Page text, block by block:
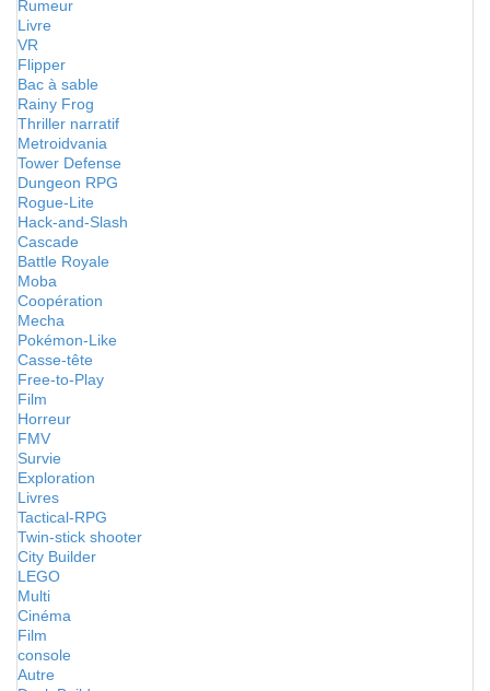
Rumeur
Livre
VR
Flipper
Bac à sable
Rainy Frog
Thriller narratif
Metroidvania
Tower Defense
Dungeon RPG
Rogue-Lite
Hack-and-Slash
Cascade
Battle Royale
Moba
Coopération
Mecha
Pokémon-Like
Casse-tête
Free-to-Play
Film
Horreur
FMV
Survie
Exploration
Livres
Tactical-RPG
Twin-stick shooter
City Builder
LEGO
Multi
Cinéma
Film
console
Autre